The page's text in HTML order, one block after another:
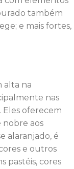
também
e mais fortes,
alta na
nas
Eles oferecem
nobre aos
alaranjado, é
e outros
pastéis, cores